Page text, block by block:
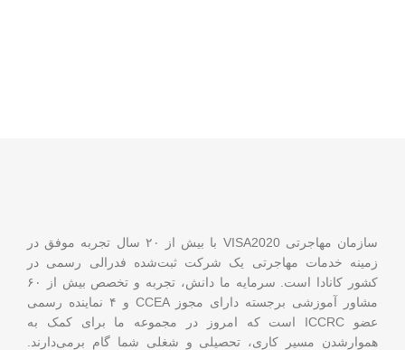
سازمان مهاجرتی VISA2020 با بیش از ۲۰ سال تجربه موفق در
زمینه خدمات مهاجرتی یک شرکت ثبت‌شده فدرالی رسمی در
کشور کانادا است. سرمایه ما دانش، تجربه و تخصص بیش از ۶۰
مشاور آموزشی برجسته دارای مجوز CCEA و ۴ نماینده رسمی
عضو ICCRC است که امروز در مجموعه ما برای کمک به
هموارشدن مسیر کاری، تحصیلی و شغلی شما گام برمی‌دارند.